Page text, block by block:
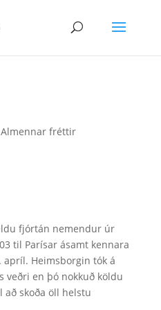
Almennar fréttir
fjórtán nemendur úr
til Parísar ásamt kennara
Heimsborgin tók á
en þó nokkuð köldu
skoða öll helstu